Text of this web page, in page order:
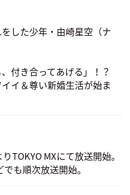
した少年・由崎星空（ナ
付き合ってあげる」！？
イ＆尊い新婚生活が始ま
TOKYO MXにて放送開始。
も順次放送開始。